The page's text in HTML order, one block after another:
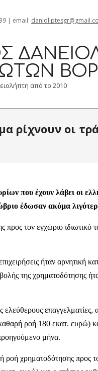
| email:
από το 2010
ρίχνουν οι
που έχουν λάβει οι
έδωσαν ακόμα
τον εγχώριο
ήταν αρνητική
της χρηματοδότησης
επαγγελματίες,
ροή 180 εκατ. ευρώ)
μήνα.
χρηματοδότησης προς